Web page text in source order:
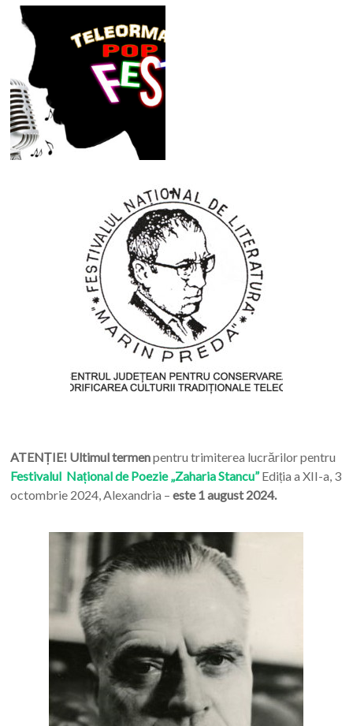
ATENȚIE! Ultimul termenpentru trimiterea lucrărilor pentru
Festivalul Național de Poezie „Zaharia Stancu”Ediția a XII-a, 3
octombrie 2024, Alexandria – este 1 august 2024.